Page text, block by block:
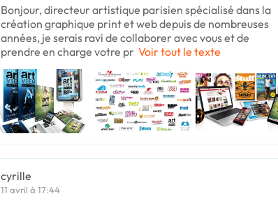
Bonjour, directeur artistique parisien spécialisé dans la
création graphique print et web depuis de nombreuses
années, je serais ravi de collaborer avec vous et de
prendre en charge votre pr Voir tout le texte
cyrille
11 avril à 17:44